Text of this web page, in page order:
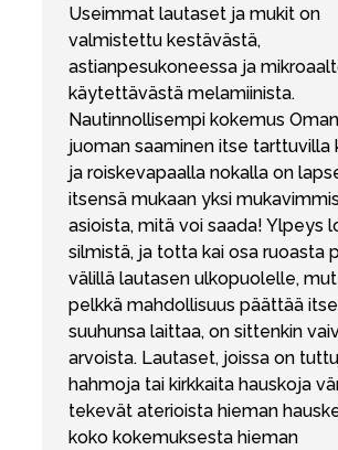
Useimmat lautaset ja mukit on
valmistettu kestävästä,
astianpesukoneessa ja
käytettävästä melamiinista.
Nautinnollisempi kokemus
juoman saaminen itse tarttuvilla
ja roiskevapaalla nokalla on
itsensä mukaan yksi
asioista, mitä voi saada! Ylpeys
silmistä, ja totta kai osa ruoasta
välillä lautasen ulkopuolelle,
pelkkä mahdollisuus päättää
suuhunsa laittaa, on sittenkin
arvoista. Lautaset, joissa on
hahmoja tai kirkkaita hauskoja
tekevät aterioista hieman
koko kokemuksesta hieman
Myymälämme